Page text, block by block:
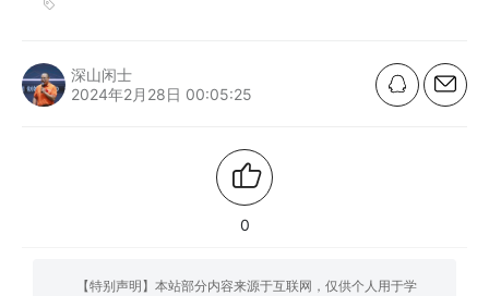
深山闲士
2024年2月28日 00:05:25
0
【特别声明】本站部分内容来源于互联网，仅供个人用于学